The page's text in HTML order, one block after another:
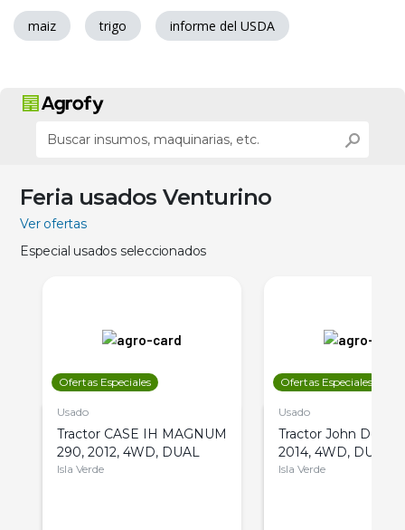
maiz trigo informe del USDA
Feria usados Venturino
Ver ofertas
Especial usados seleccionados
Ofertas Especiales
Usado
Tractor CASE IH MAGNUM
290, 2012, 4WD, DUAL
Isla Verde
Ofertas Especiales
Usado
Tractor John Deere
2014, 4WD, DUAL
Isla Verde